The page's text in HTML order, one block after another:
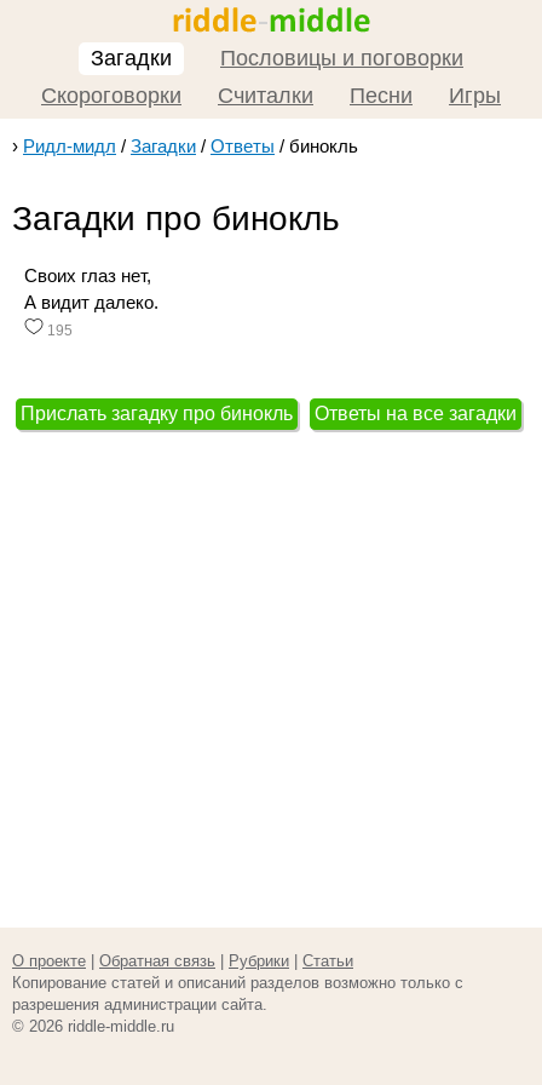
Загадки
Пословицы и поговорки
Скороговорки
Считалки Песни Игры
› Ридл-мидл / Загадки / Ответы / бинокль
Загадки про бинокль
Своих глаз нет,
А видит далеко.
195
Прислать загадку про бинокль Ответы на все загадки
О проекте Обратная связь Рубрики
Статьи
Копирование статей и описаний разделов возможно только с
разрешения администрации сайта.
© 2026 riddle-middle.ru